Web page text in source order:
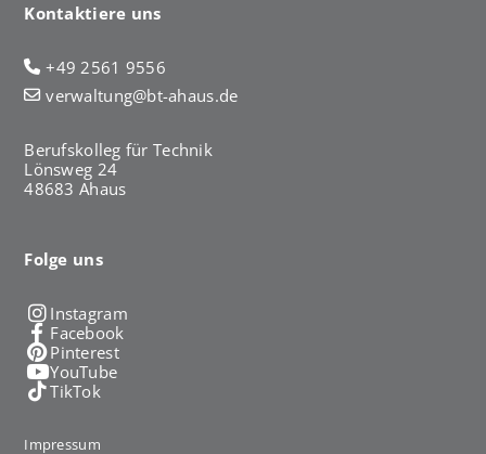
Kontaktiere uns
+49 2561 9556
verwaltung@bt-ahaus.de
Berufskolleg für Technik
Lönsweg 24
48683 Ahaus
Folge uns
Instagram
Facebook
Pinterest
YouTube
TikTok
Impressum